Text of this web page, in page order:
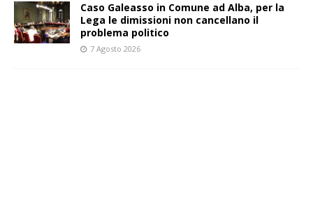
Caso Galeasso in Comune ad Alba, per la
Lega le dimissioni non cancellano il
problema politico
7 Agosto 2026